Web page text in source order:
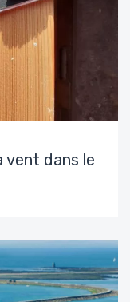
vent dans le